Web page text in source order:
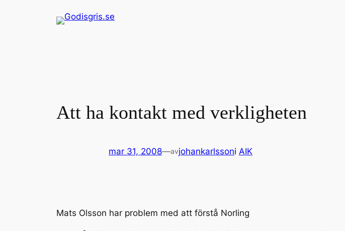
Att ha kontakt med verkligheten
mar 31, 2008—avjohankarlssoni AIK
Mats Olsson har problem med att förstå Norling